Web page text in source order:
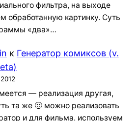
фильтра, на выходе
обработанную картинку. Суть
«два»…
к Генератор комиксов (v.
— реализация другая,
та же 🙂 можно реализовать
и для фильма. используем